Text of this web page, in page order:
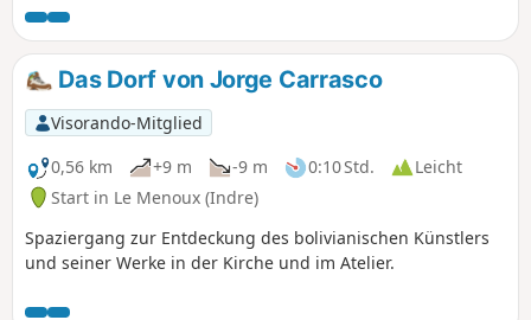
Das Dorf von Jorge Carrasco
Visorando-Mitglied
0,56 km
+9 m -9 m 0:10 Std.
Leicht
Start in Le Menoux (Indre)
Spaziergang zur Entdeckung des bolivianischen Künstlers
und seiner Werke in der Kirche und im Atelier.